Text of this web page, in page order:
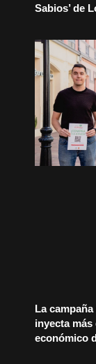
Sabios’ de
La
inyecta
económico